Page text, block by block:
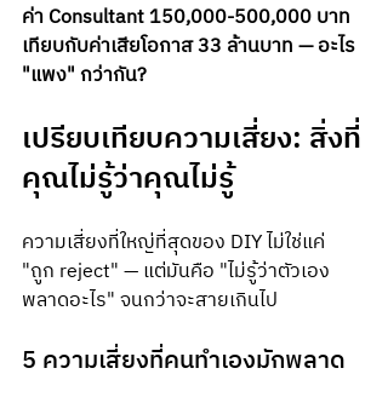
ค่า Consultant 150,000-500,000 บาท
เทียบกับค่าเสียโอกาส 33 ล้านบาท — อะไร
"แพง" กว่ากัน?
เปรียบเทียบความเสี่ยง: สิ่งที่
คุณไม่รู้ว่าคุณไม่รู้
ความเสี่ยงที่ใหญ่ที่สุดของ DIY ไม่ใช่แค่
"ถูก reject" — แต่มันคือ "ไม่รู้ว่าตัวเอง
พลาดอะไร" จนกว่าจะสายเกินไป
5 ความเสี่ยงที่คนทำเองมักพลาด